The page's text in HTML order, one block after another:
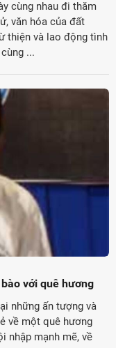
cùng nhau đi thăm
văn hóa của đất
thiện và lao động tình
...
với quê hương
những ấn tượng và
về một quê hương
nhập mạnh mẽ, về